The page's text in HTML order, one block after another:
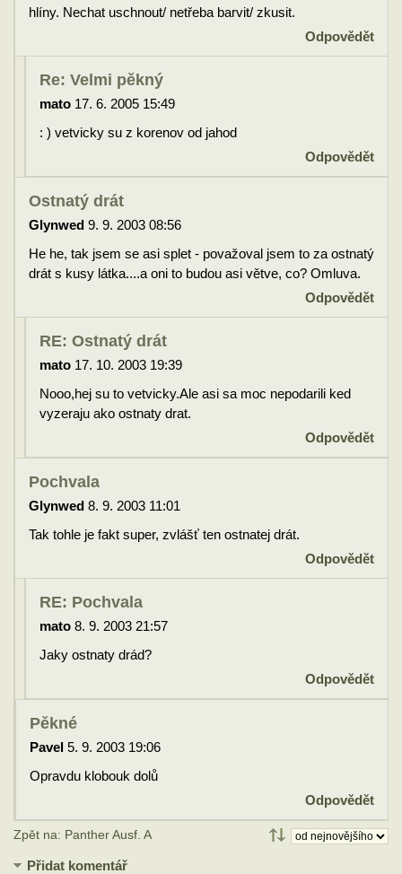
hlíny. Nechat uschnout/ netřeba barvit/ zkusit.
Odpovědět
Re: Velmi pěkný
mato 17. 6. 2005 15:49
: ) vetvicky su z korenov od jahod
Odpovědět
Ostnatý drát
Glynwed 9. 9. 2003 08:56
He he, tak jsem se asi splet - považoval jsem to za ostnatý
drát s kusy látka....a oni to budou asi větve, co? Omluva.
Odpovědět
RE: Ostnatý drát
mato 17. 10. 2003 19:39
Nooo,hej su to vetvicky.Ale asi sa moc nepodarili ked
vyzeraju ako ostnaty drat.
Odpovědět
Pochvala
Glynwed 8. 9. 2003 11:01
Tak tohle je fakt super, zvlášť ten ostnatej drát.
Odpovědět
RE: Pochvala
mato 8. 9. 2003 21:57
Jaky ostnaty drád?
Odpovědět
Pěkné
Pavel 5. 9. 2003 19:06
Opravdu klobouk dolů
Odpovědět
Zpět na: Panther Ausf. A
Přidat komentář